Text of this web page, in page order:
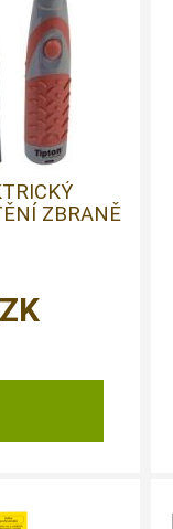
ZBRANĚ